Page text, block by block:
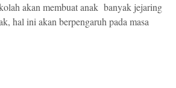
akan membuat anak banyak jejaring
hal ini akan berpengaruh pada masa